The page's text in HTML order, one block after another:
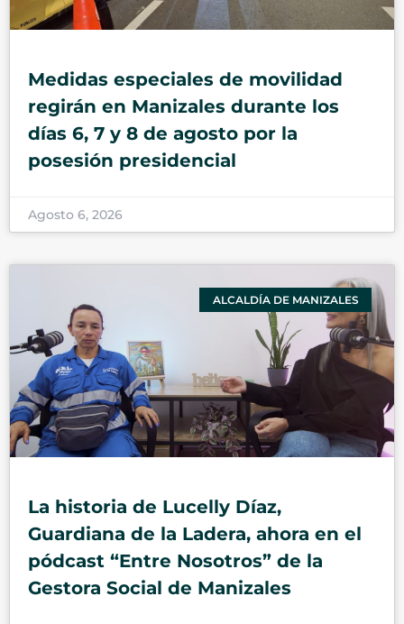
Medidas especiales de movilidad
regirán en Manizales durante los
días 6, 7 y 8 de agosto por la
posesión presidencial
Agosto 6, 2026
ALCALDÍA DE MANIZALES
La historia de Lucelly Díaz,
Guardiana de la Ladera, ahora en el
pódcast “Entre Nosotros” de la
Gestora Social de Manizales